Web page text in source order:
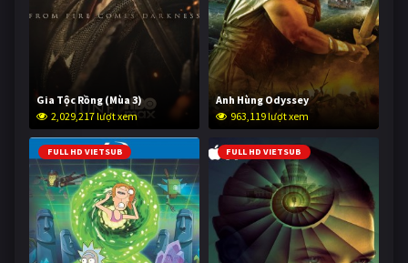
Gia Tộc Rồng (Mùa 3)
2,029,217 lượt xem
Anh Hùng Odyssey
963,119 lượt xem
FULL HD VIETSUB FULL HD VIETSUB